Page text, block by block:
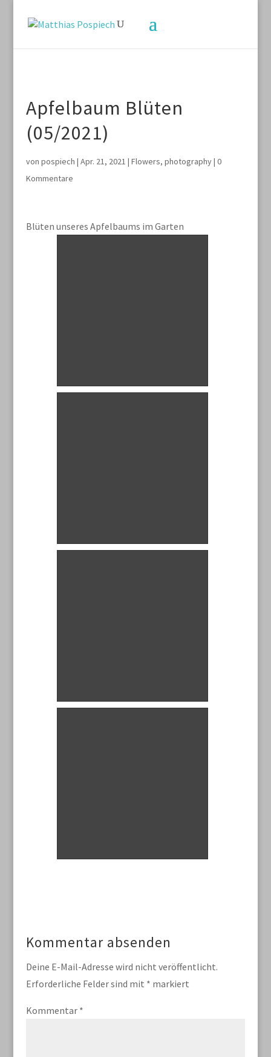
Apfelbaum Blüten
(05/2021)
von pospiech | Apr. 21, 2021 | Flowers, photography| 0
Kommentare
Blüten unseres Apfelbaums im Garten
Kommentar absenden
Deine E-Mail-Adresse wird nicht veröffentlicht.
Erforderliche Felder sind mit * markiert
Kommentar *